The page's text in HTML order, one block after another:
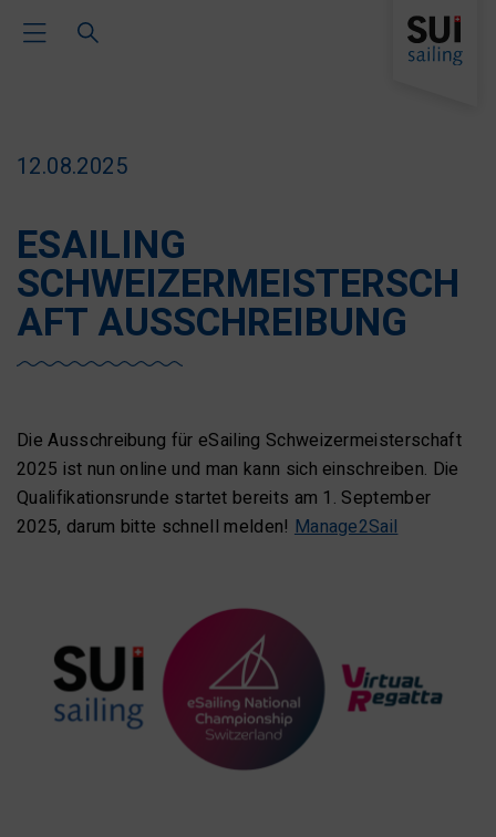
Toggle Main Navigation
12.08.2025
ESAILING
SCHWEIZERMEISTERSCH
AFT AUSSCHREIBUNG
Die Ausschreibung für eSailing Schweizermeisterschaft
2025 ist nun online und man kann sich einschreiben. Die
Qualifikationsrunde startet bereits am 1. September
2025, darum bitte schnell melden! Manage2Sail